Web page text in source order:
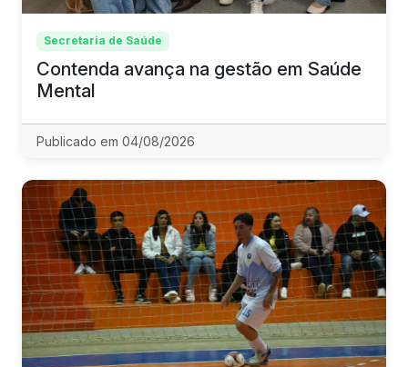
Secretaria de Saúde
Contenda avança na gestão em Saúde
Mental
Publicado em 04/08/2026